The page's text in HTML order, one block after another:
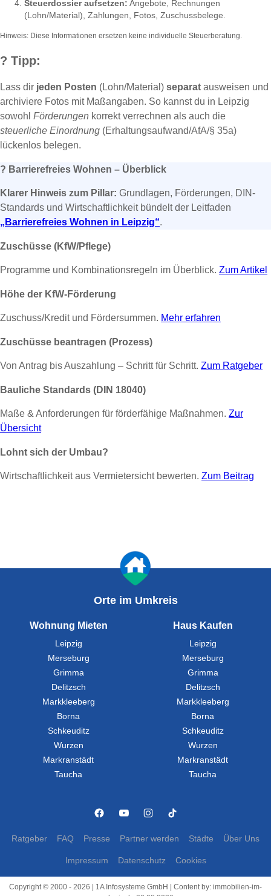
Steuerdossier aufsetzen: Angebote, Rechnungen
(Lohn/Material), Zahlungen, Fotos, Zuschussbelege.
Hinweis: Diese Informationen ersetzen keine individuelle Steuerberatung.
? Tipp:
Lass dir jeden Posten (Lohn/Material) separat ausweisen und
archiviere Fotos mit Maßangaben. So kannst du in Leipzig
sowohl Förderungen korrekt verrechnen als auch die
steuerliche Einordnung (Erhaltungsaufwand/AfA/§ 35a)
lückenlos belegen.
? Barrierefreies Wohnen – Überblick
Klarer Hinweis zum Pillar: Grundlagen, Förderungen, DIN-
Standards und Wirtschaftlichkeit bündelt der Leitfaden
„Barrierefreies Wohnen in Leipzig“.
Zuschüsse (KfW/Pflege)
Programme und Kombinationsregeln im Überblick. Zum Artikel
Höhe der KfW-Förderung
Zuschuss/Kredit und Fördersummen. Mehr erfahren
Zuschüsse beantragen (Prozess)
Von Antrag bis Auszahlung – Schritt für Schritt. Zum Ratgeber
Bauliche Standards (DIN 18040)
Maße & Anforderungen für förderfähige Maßnahmen. Zur
Übersicht
Lohnt sich der Umbau?
Wirtschaftlichkeit aus Vermietersicht bewerten. Zum Beitrag
Orte im Umkreis
Wohnung Mieten
Leipzig
Merseburg
Grimma
Delitzsch
Markkleeberg
Borna
Schkeuditz
Wurzen
Markranstädt
Taucha
Haus Kaufen
Leipzig
Merseburg
Grimma
Delitzsch
Markkleeberg
Borna
Schkeuditz
Wurzen
Markranstädt
Taucha
Ratgeber FAQ Presse Partner werden Städte Über Uns
Impressum Datenschutz Cookies
Copyright © 2000 - 2026 | 1A Infosysteme GmbH | Content by: immobilien-im-